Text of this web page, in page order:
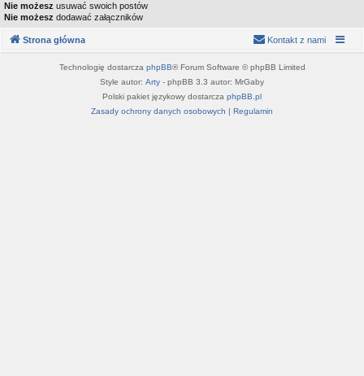
Nie możesz usuwać swoich postów
Nie możesz dodawać załączników
Strona główna Kontakt z nami
Technologię dostarcza phpBB® Forum Software © phpBB Limited
Style autor: Arty - phpBB 3.3 autor: MrGaby
Polski pakiet językowy dostarcza phpBB.pl
Zasady ochrony danych osobowych | Regulamin